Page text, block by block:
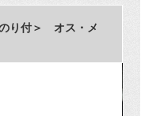
り付＞ オス・メ